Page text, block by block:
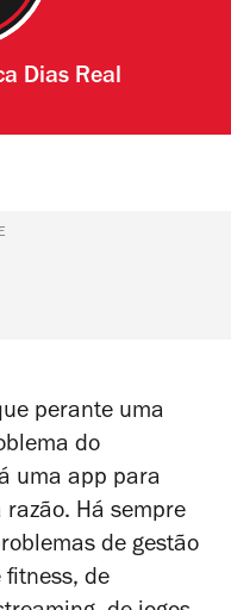
Dias Real
perante uma
do
uma app para
razão. Há sempre
de gestão
fitness, de